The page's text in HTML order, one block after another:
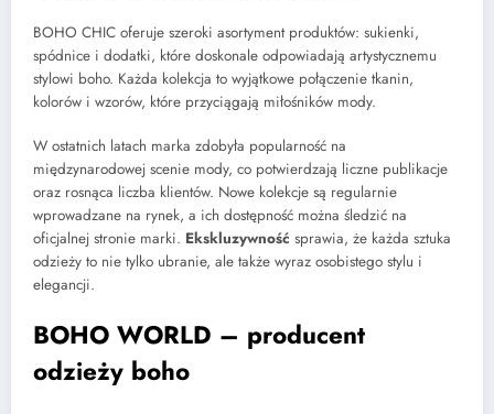
BOHO CHIC oferuje szeroki asortyment produktów: sukienki,
spódnice i dodatki, które doskonale odpowiadają artystycznemu
stylowi boho. Każda kolekcja to wyjątkowe połączenie tkanin,
kolorów i wzorów, które przyciągają miłośników mody.
W ostatnich latach marka zdobyła popularność na
międzynarodowej scenie mody, co potwierdzają liczne publikacje
oraz rosnąca liczba klientów. Nowe kolekcje są regularnie
wprowadzane na rynek, a ich dostępność można śledzić na
oficjalnej stronie marki. Ekskluzywność sprawia, że każda sztuka
odzieży to nie tylko ubranie, ale także wyraz osobistego stylu i
elegancji.
BOHO WORLD – producent
odzieży boho